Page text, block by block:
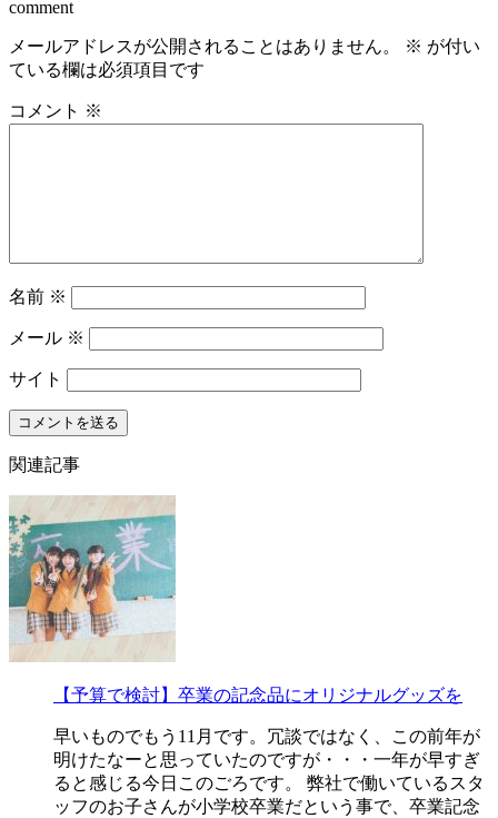
comment
メールアドレスが公開されることはありません。 ※ が付い
ている欄は必須項目です
コメント ※
名前 ※
メール ※
サイト
関連記事
【予算で検討】卒業の記念品にオリジナルグッズを
早いものでもう11月です。冗談ではなく、この前年が
明けたなーと思っていたのですが・・・一年が早すぎ
ると感じる今日このごろです。 弊社で働いているスタ
ッフのお子さんが小学校卒業だという事で、卒業記念